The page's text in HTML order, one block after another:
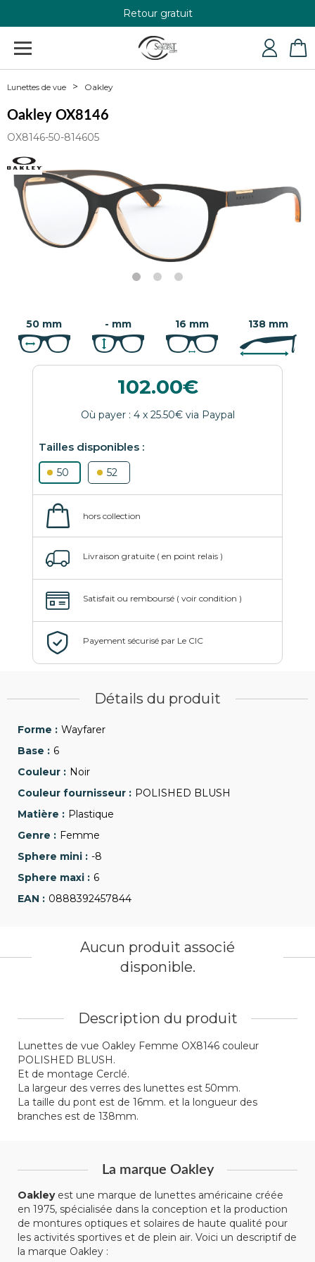
Retour gratuit
+33 4 79 24 76 84
Lunettes de vue Oakley
Oakley OX8146
OX8146-50-814605
50 mm - mm 16 mm 138 mm
102.00
50 52
Détails du produit
Wayfarer
6
Noir
POLISHED BLUSH
Plastique
Femme
-8
6
0888392457844
Description du produit
Lunettes de vue Oakley Femme OX8146 couleur
POLISHED BLUSH.
Et de montage Cerclé.
La largeur des verres des lunettes est 50mm.
La taille du pont est de 16mm. et la longueur des
branches est de 138mm.
La marque Oakley
Oakleyest une marque de lunettes américaine créée
en 1975, spécialisée dans la conception et la production
de montures optiques et solaires de haute qualité pour
les activités sportives et de plein air. Voici un descriptif de
la marque Oakley :
Aucun produit associé
disponible.